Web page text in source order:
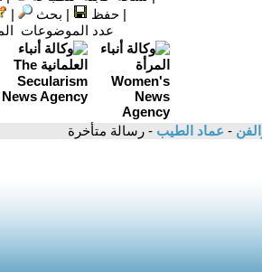
|حفظ | بحث |
عدد الموضوعات
- عماد الطيب - رسالة متأخرة